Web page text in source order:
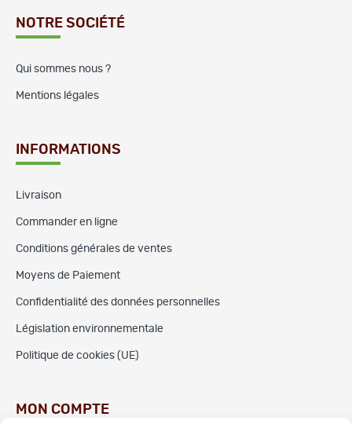
NOTRE SOCIÉTÉ
Qui sommes nous ?
Mentions légales
INFORMATIONS
Livraison
Commander en ligne
Conditions générales de ventes
Moyens de Paiement
Confidentialité des données personnelles
Législation environnementale
Politique de cookies (UE)
MON COMPTE